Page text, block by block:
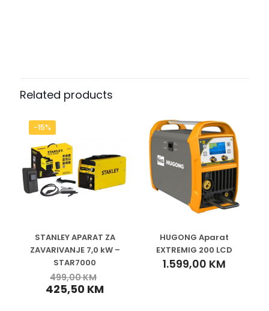
Related products
-15%
STANLEY APARAT ZA
ZAVARIVANJE 7,0 kW –
STAR7000
499,00KM
425,50 KM
HUGONG Aparat
EXTREMIG 200 LCD
1.599,00 KM